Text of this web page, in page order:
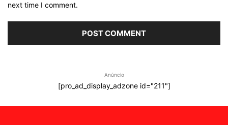
next time I comment.
Anúncio
[pro_ad_display_adzone id="211"]